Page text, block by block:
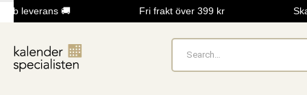
leverans 🚚 Fri frakt över 399 kr